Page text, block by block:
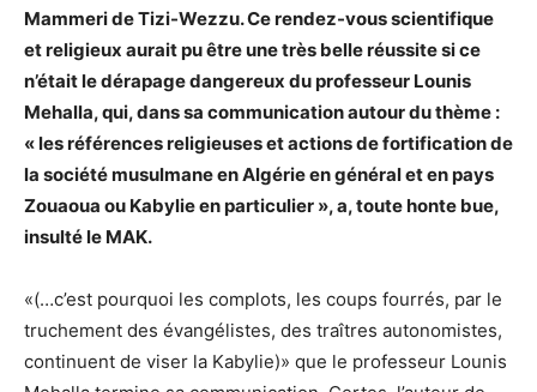
Mammeri de Tizi-Wezzu. Ce rendez-vous scientifique
et religieux aurait pu être une très belle réussite si ce
n’était le dérapage dangereux du professeur Lounis
Mehalla, qui, dans sa communication autour du thème :
« les références religieuses et actions de fortification de
la société musulmane en Algérie en général et en pays
Zouaoua ou Kabylie en particulier », a, toute honte bue,
insulté le MAK.
«(…c’est pourquoi les complots, les coups fourrés, par le
truchement des évangélistes, des traîtres autonomistes,
continuent de viser la Kabylie)» que le professeur Lounis